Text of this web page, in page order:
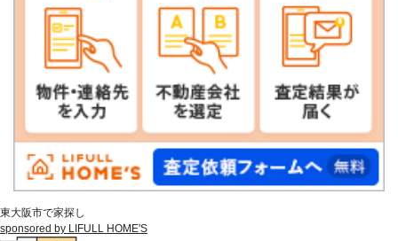
東大阪市で家探し
sponsored by LIFULL HOME'S